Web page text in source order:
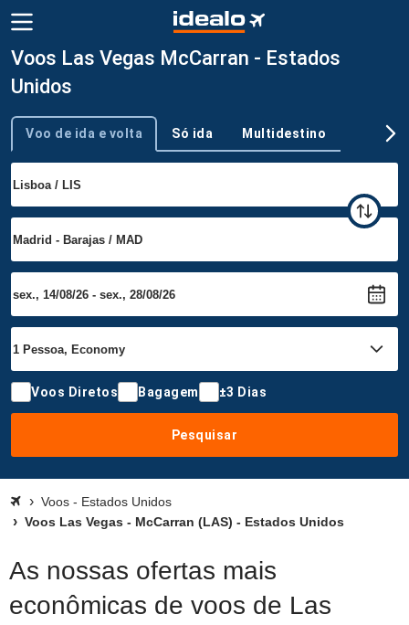
Voos Las Vegas McCarran - Estados
Unidos
Tipo de viagem
Voo de ida e volta Só ida Multidestino
Voos Diretos Bagagem ±3 Dias
Pesquisar
Voos - Estados Unidos
Voos Las Vegas - McCarran (LAS) - Estados Unidos
As nossas ofertas mais
econômicas de voos de Las